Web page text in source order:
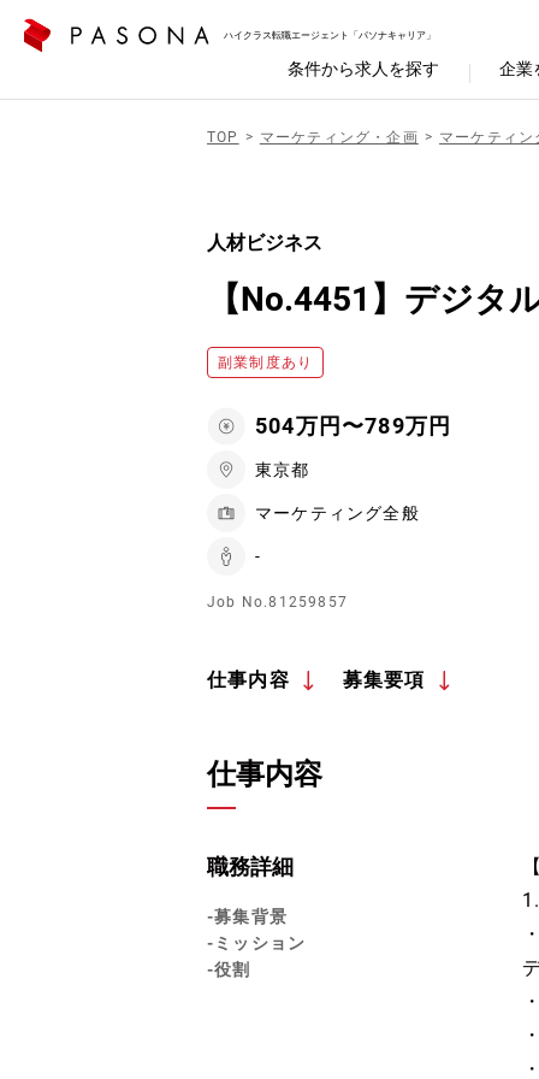
ハイクラス転職エージェント「パソナキャリア」
条件から求人を探す 企業
TOP マーケティング・企画 マーケティン
人材ビジネス
【No.4451】デジタ
副業制度あり
504万円〜789万円
東京都
マーケティング全般
-
Job No.81259857
仕事内容 募集要項
仕事内容
職務詳細
-募集背景
-ミッション
-役割